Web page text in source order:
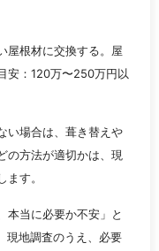
屋根材に交換する。屋
安：120万〜250万円以
い場合は、葺き替えや
の方法が適切かは、現
す。
本当に必要か不安」と
現地調査のうえ、必要